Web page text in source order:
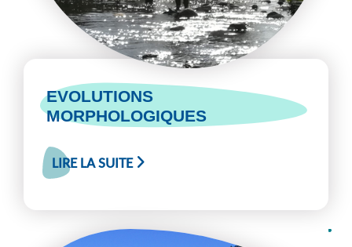
EVOLUTIONS
MORPHOLOGIQUES
LIRE LA SUITE